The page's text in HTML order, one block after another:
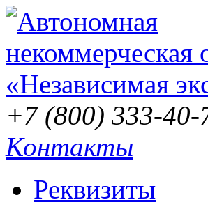
+7 (800) 333-40-
Контакты
Реквизиты